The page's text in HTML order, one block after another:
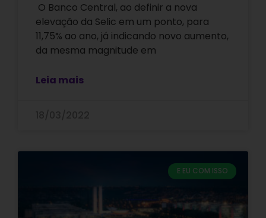
O Banco Central, ao definir a nova
elevação da Selic em um ponto, para
11,75% ao ano, já indicando novo aumento,
da mesma magnitude em
Leia mais
E EU COM ISSO